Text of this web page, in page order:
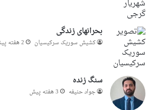
بحرانهای زندگی
کشیش سوریک سرکیسیان 2 هفته پیش
سنگ زنده
جواد حنیفه 3 هفته پیش